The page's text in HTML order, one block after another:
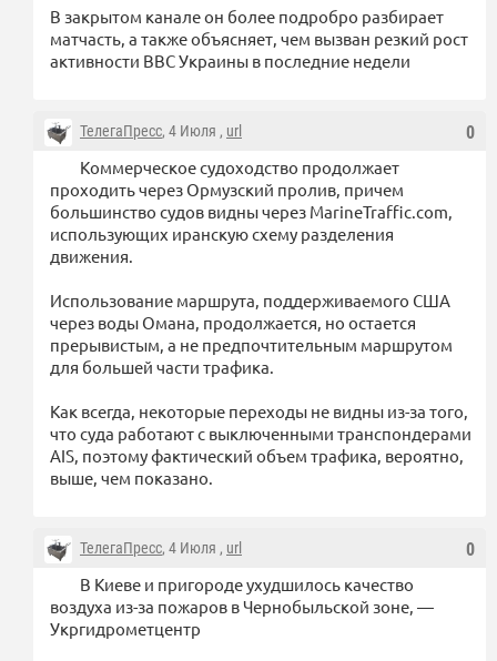
В закрытом канале он более подробро разбирает
матчасть, а также объясняет, чем вызван резкий рост
активности ВВС Украины в последние недели
0
ТелегаПресс, 4 Июля , url
Коммерческое судоходство продолжает
проходить через Ормузский пролив, причем
большинство судов видны через MarineTraffic.com,
использующих иранскую схему разделения
движения.
Использование маршрута, поддерживаемого США
через воды Омана, продолжается, но остается
прерывистым, а не предпочтительным маршрутом
для большей части трафика.
Как всегда, некоторые переходы не видны из-за того,
что суда работают с выключенными транспондерами
AIS, поэтому фактический объем трафика, вероятно,
выше, чем показано.
0
ТелегаПресс, 4 Июля , url
В Киеве и пригороде ухудшилось качество
воздуха из-за пожаров в Чернобыльской зоне, —
Укргидрометцентр